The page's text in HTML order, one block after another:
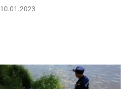
10.01.2023